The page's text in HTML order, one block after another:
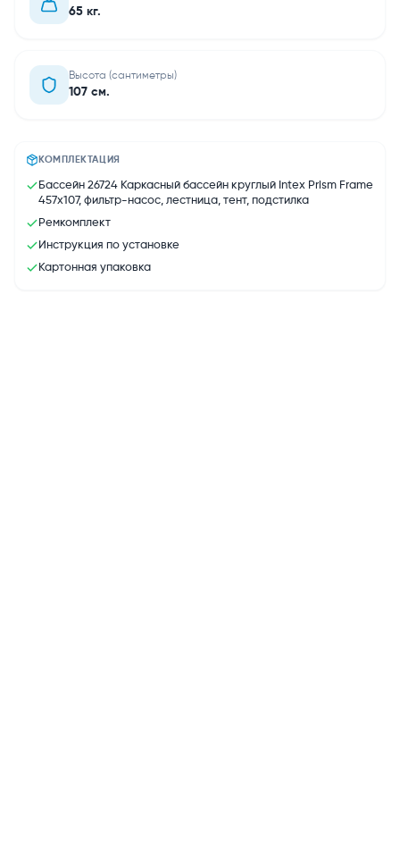
65 кг.
Высота (сантиметры)
107 см.
КОМПЛЕКТАЦИЯ
Бассейн 26724 Каркасный бассейн круглый Intex Prism Frame
457х107, фильтр-насос, лестница, тент, подстилка
Ремкомплект
Инструкция по установке
Картонная упаковка